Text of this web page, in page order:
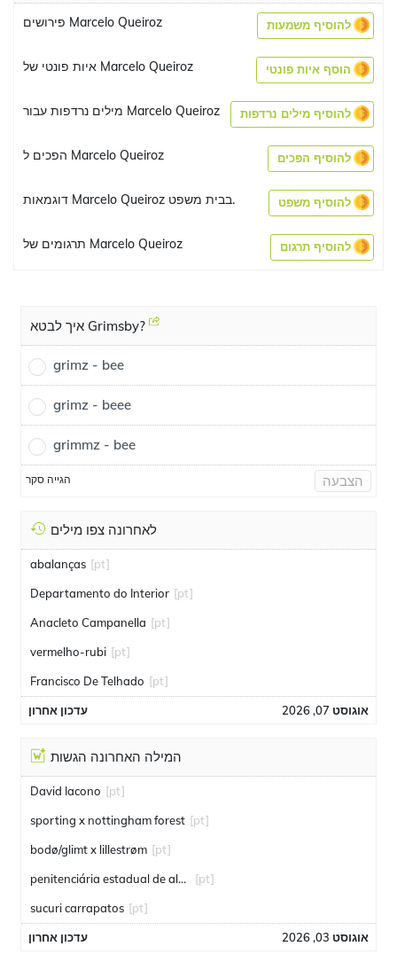
פירושים Marcelo Queiroz להוסיף משמעות
איות פונטי של Marcelo Queiroz הוסף איות פונטי
מילים נרדפות עבור Marcelo Queiroz להוסיף מילים נרדפות
הפכים ל Marcelo Queiroz להוסיף הפכים
דוגמאות Marcelo Queiroz בבית משפט. להוסיף משפט
תרגומים של Marcelo Queiroz להוסיף תרגום
איך לבטא Grimsby?
grimz - bee
grimz - beee
grimmz - bee
הגייה סקר הצבעה
לאחרונה צפו מילים
abalanças [pt]
Departamento do Interior [pt]
Anacleto Campanella [pt]
vermelho-rubi [pt]
Francisco De Telhado [pt]
עדכון אחרון אוגוסט 07, 2026
המילה האחרונה הגשות
David Iacono [pt]
sporting x nottingham forest [pt]
bodø/glimt x lillestrøm [pt]
penitenciária estadual de alcaçuz [pt]
sucuri carrapatos [pt]
עדכון אחרון אוגוסט 03, 2026